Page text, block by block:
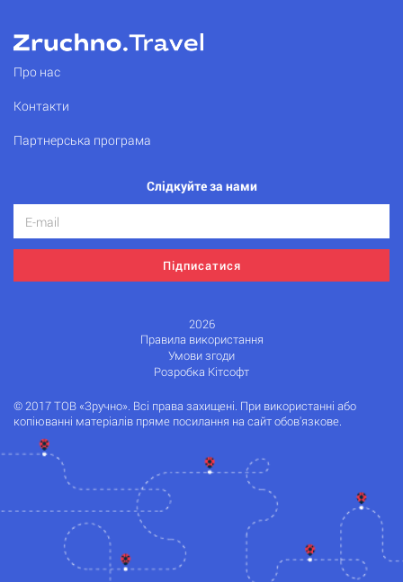
Про нас
Контакти
Партнерська програма
Слідкуйте за нами
Підписатися
2026
Правила використання
Умови згоди
Розробка Кітсофт
© 2017 ТОВ «Зручно». Всі права захищені. При використанні або
копіюванні матеріалів пряме посилання на сайт обов'язкове.